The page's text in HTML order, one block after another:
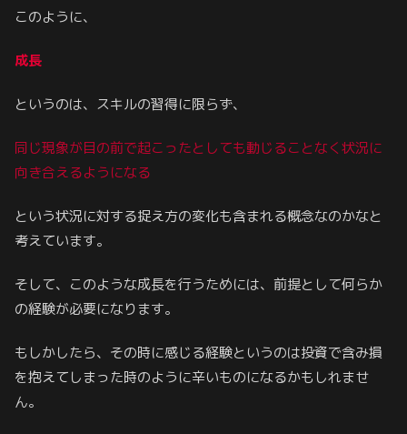
このように、
成長
というのは、スキルの習得に限らず、
同じ現象が目の前で起こったとしても動じることなく状況に
向き合えるようになる
という状況に対する捉え方の変化も含まれる概念なのかなと
考えています。
そして、このような成長を行うためには、前提として何らか
の経験が必要になります。
もしかしたら、その時に感じる経験というのは投資で含み損
を抱えてしまった時のように辛いものになるかもしれませ
ん。